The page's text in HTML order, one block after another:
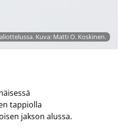
Kuva: Matti O. Koskinen.
tappiolla
jakson alussa.